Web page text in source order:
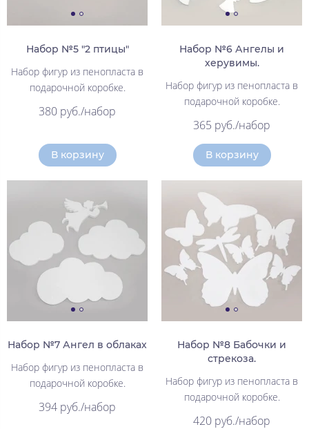
Набор №5 "2 птицы"
Набор фигур из пенопласта в
подарочной коробке.
380 руб./набор
В корзину
Набор №6 Ангелы и
херувимы.
Набор фигур из пенопласта в
подарочной коробке.
365 руб./набор
В корзину
Набор №7 Ангел в облаках
Набор фигур из пенопласта в
подарочной коробке.
394 руб./набор
Набор №8 Бабочки и
стрекоза.
Набор фигур из пенопласта в
подарочной коробке.
420 руб./набор